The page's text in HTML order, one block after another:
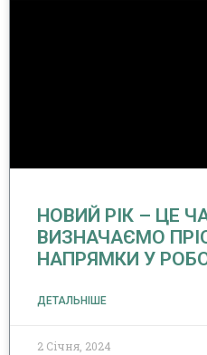
НОВИЙ РІК – ЦЕ
ВИЗНАЧАЄМО
НАПРЯМКИ У
ДЕТАЛЬНІШЕ
2 Січня, 2024